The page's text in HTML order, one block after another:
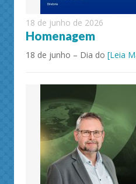
18 de junho de 2026
Homenagem
18 de junho – Dia do [Leia